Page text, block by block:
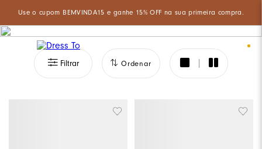
Aproveite um desconto especial de 5% ao pagar com PIX à vista!
Filtrar Ordenar